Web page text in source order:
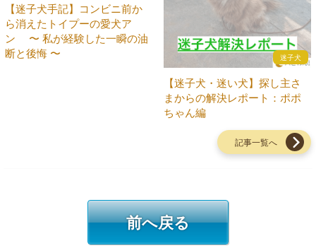
【迷子犬手記】コンビニ前か
ら消えたトイプーの愛犬ア
ン 〜 私が経験した一瞬の油
断と後悔 〜
迷子犬
【迷子犬・迷い犬】探し主さ
まからの解決レポート：ポポ
ちゃん編
記事一覧へ
前へ戻る